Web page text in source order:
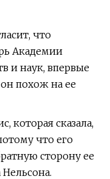
что
Академии
и наук, впервые
похож на ее
которая сказала,
что его
сторону ее